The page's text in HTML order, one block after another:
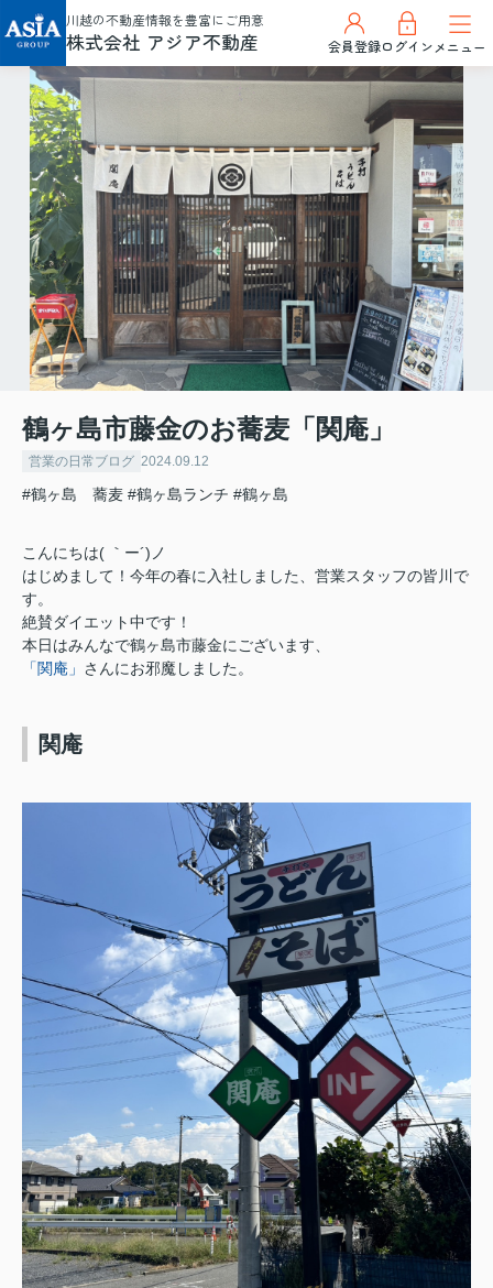
川越の不動産情報を豊富にご用意
株式会社 アジア不動産 会員登録ログインメニュー
鶴ヶ島市藤金のお蕎麦「関庵」
営業の日常ブログ 2024.09.12
#鶴ヶ島 蕎麦 #鶴ヶ島ランチ #鶴ヶ島
こんにちは( ｀ー´)ノ
はじめまして！今年の春に入社しました、営業スタッフの皆川で
す。
絶賛ダイエット中です！
本日はみんなで鶴ヶ島市藤金にございます、
「関庵」 さんにお邪魔しました。
関庵